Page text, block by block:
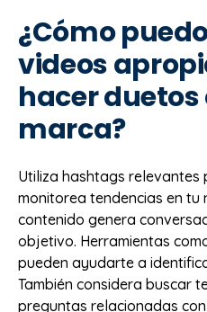
¿Cómo
videos
hacer
marca?
Utiliza hashtags relevantes
monitorea tendencias en tu
contenido genera
objetivo. Herramientas
pueden ayudarte a
También considera buscar
preguntas relacionadas